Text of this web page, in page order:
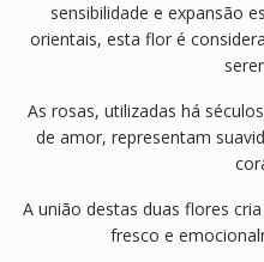
sensibilidade e expansão
orientais, esta flor é
As rosas, utilizadas há
de amor, representam
A união destas duas flores
fresco e